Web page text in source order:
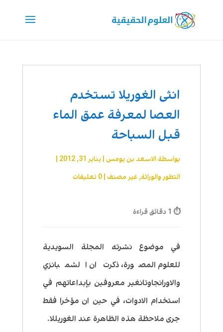
انثى الغوريلا تستخدم
العصا لمعرفة عمق الماء
قبل السباحة
بواسطةالاسعد بن يومس| يناير 31, 2012
التطور والوراثة, غير مصنف| 0 تعليقات
⏱ 1 دقائق قراءة
في موضوع نشرته المجلة السويدية
للعلوم المصورة، ذكرت ان الشمبانزي
والاورانجاوتانغير معروفين بإبداعاتهم في
استخدام الادوات، في حين ان مؤخرا فقط
جرى ملاحظة هذه الظاهرة عند الغوريللا.